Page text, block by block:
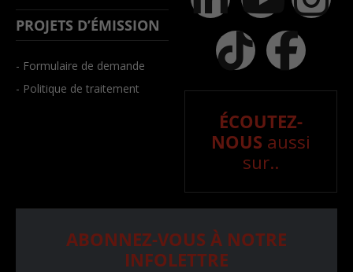
PROJETS D’ÉMISSION
- Formulaire de demande
- Politique de traitement
ÉCOUTEZ-
NOUS aussi
sur..
ABONNEZ-VOUS À NOTRE
INFOLETTRE